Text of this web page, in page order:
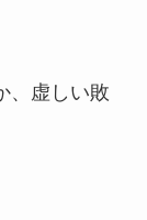
、虚しい敗